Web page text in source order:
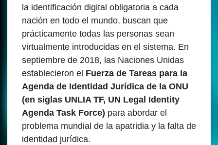
la identificación digital obligatoria a cada
nación en todo el mundo, buscan que
prácticamente todas las personas sean
virtualmente introducidas en el sistema. En
septiembre de 2018, las Naciones Unidas
establecieron el Fuerza de Tareas para la
Agenda de Identidad Jurídica de la ONU
(en siglas UNLIA TF, UN Legal Identity
Agenda Task Force) para abordar el
problema mundial de la apatridia y la falta de
identidad jurídica.